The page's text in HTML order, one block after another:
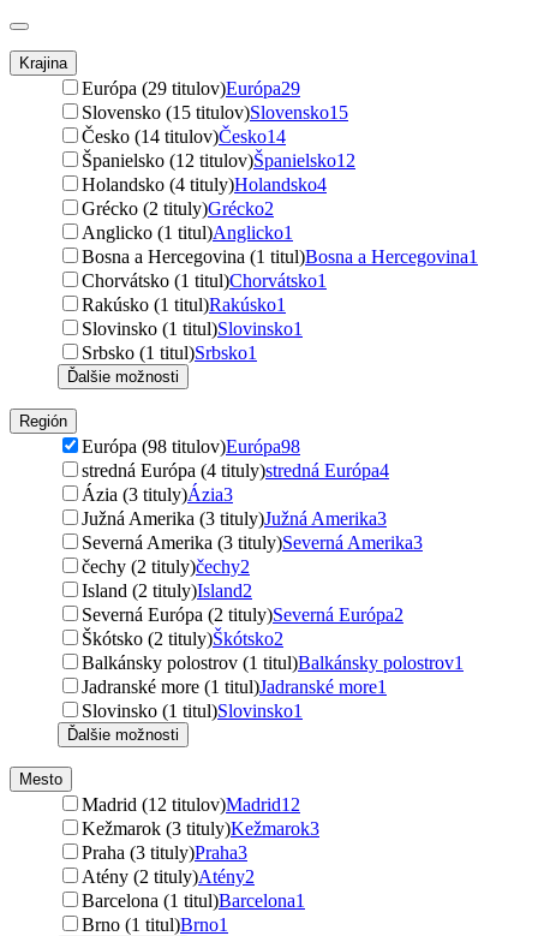
Krajina
Európa (29 titulov)Európa29
Slovensko (15 titulov)Slovensko15
Česko (14 titulov)Česko14
Španielsko (12 titulov)Španielsko12
Holandsko (4 tituly)Holandsko4
Grécko (2 tituly)Grécko2
Anglicko (1 titul)Anglicko1
Bosna a Hercegovina (1 titul)Bosna a Hercegovina1
Chorvátsko (1 titul)Chorvátsko1
Rakúsko (1 titul)Rakúsko1
Slovinsko (1 titul)Slovinsko1
Srbsko (1 titul)Srbsko1
Ďalšie možnosti
Región
Európa (98 titulov)Európa98
stredná Európa (4 tituly)stredná Európa4
Ázia (3 tituly)Ázia3
Južná Amerika (3 tituly)Južná Amerika3
Severná Amerika (3 tituly)Severná Amerika3
čechy (2 tituly)čechy2
Island (2 tituly)Island2
Severná Európa (2 tituly)Severná Európa2
Škótsko (2 tituly)Škótsko2
Balkánsky polostrov (1 titul)Balkánsky polostrov1
Jadranské more (1 titul)Jadranské more1
Slovinsko (1 titul)Slovinsko1
Ďalšie možnosti
Mesto
Madrid (12 titulov)Madrid12
Kežmarok (3 tituly)Kežmarok3
Praha (3 tituly)Praha3
Atény (2 tituly)Atény2
Barcelona (1 titul)Barcelona1
Brno (1 titul)Brno1